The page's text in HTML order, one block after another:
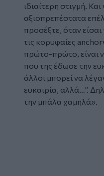
ιδιαίτερη στιγμή. Και
αξιοπρεπέστατα
προσέξτε, όταν
τις κορυφαίες
πρώτο-πρώτο, είναι
που της έδωσε την
άλλοι μπορεί να
ευκαιρία, αλλά…”.
την μπάλα χαμηλά».